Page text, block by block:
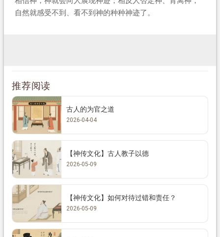
自然就感受不到、看不到神的种种神迹了。
推荐阅读
古人的为官之道
2026-04-04
【神传文化】古人教子以德
2026-05-09
【神传文化】如何对待过错和责任？
2026-05-09